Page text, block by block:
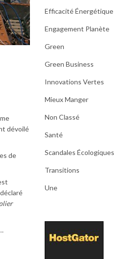
dévoilé
de
Efficacité Énergétique
Engagement Planète
Green
Green Business
Innovations Vertes
Mieux Manger
Non Classé
Santé
Scandales Écologiques
Transitions
Une